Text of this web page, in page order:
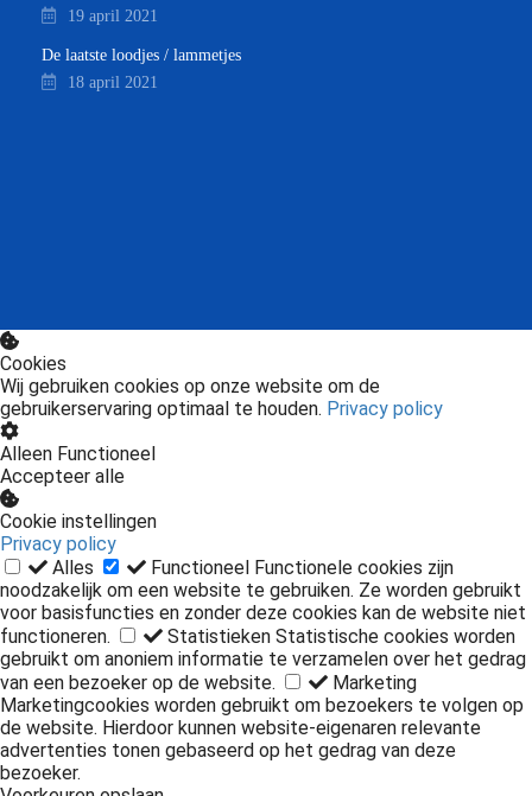
19 april 2021
De laatste loodjes / lammetjes
18 april 2021
Cookies
Wij gebruiken cookies op onze website om de
gebruikerservaring optimaal te houden. Privacy policy
Alleen Functioneel
Accepteer alle
Cookie instellingen
Privacy policy
Alles
Functioneel Functionele cookies zijn
noodzakelijk om een website te gebruiken. Ze worden gebruikt
voor basisfuncties en zonder deze cookies kan de website niet
functioneren.
Statistieken Statistische cookies worden
gebruikt om anoniem informatie te verzamelen over het gedrag
van een bezoeker op de website.
Marketing
Marketingcookies worden gebruikt om bezoekers te volgen op
de website. Hierdoor kunnen website-eigenaren relevante
advertenties tonen gebaseerd op het gedrag van deze
bezoeker.